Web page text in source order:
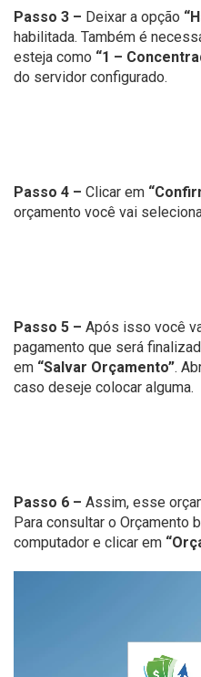
Passo 3 – Deixar a opção
habilitada. Também é
esteja como “1 –
do servidor configurado.
Passo 4 – Clicar em
orçamento você vai
Passo 5 – Após isso você
pagamento que será
em “Salvar Orçamento”.
caso deseje colocar alguma.
Passo 6 – Assim, esse
Para consultar o Orçamento
computador e clicar em